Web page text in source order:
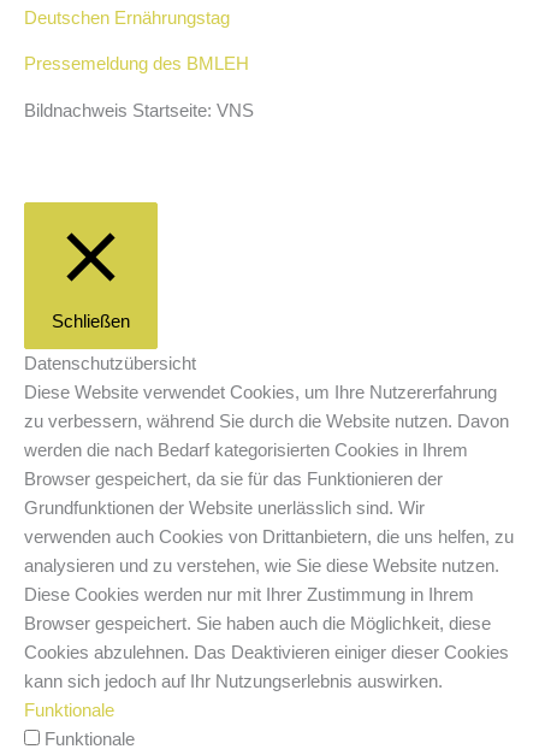
Deutschen Ernährungstag
Pressemeldung des BMLEH
Bildnachweis Startseite: VNS
Schließen
Datenschutzübersicht
Diese Website verwendet Cookies, um Ihre Nutzererfahrung
zu verbessern, während Sie durch die Website nutzen. Davon
werden die nach Bedarf kategorisierten Cookies in Ihrem
Browser gespeichert, da sie für das Funktionieren der
Grundfunktionen der Website unerlässlich sind. Wir
verwenden auch Cookies von Drittanbietern, die uns helfen, zu
analysieren und zu verstehen, wie Sie diese Website nutzen.
Diese Cookies werden nur mit Ihrer Zustimmung in Ihrem
Browser gespeichert. Sie haben auch die Möglichkeit, diese
Cookies abzulehnen. Das Deaktivieren einiger dieser Cookies
kann sich jedoch auf Ihr Nutzungserlebnis auswirken.
Funktionale
Funktionale